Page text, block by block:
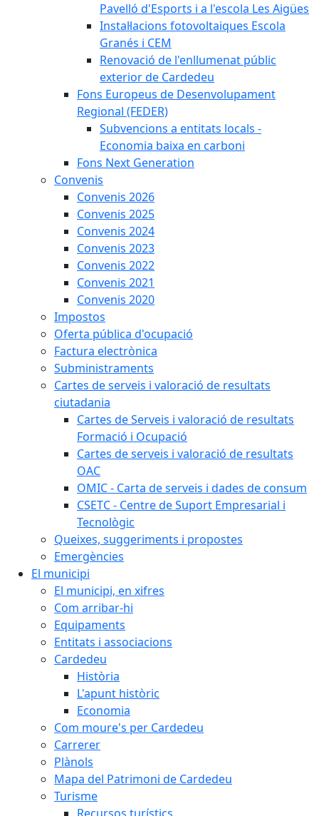
Pavelló d'Esports i a l'escola Les Aigües
Instal·lacions fotovoltaiques Escola
Granés i CEM
Renovació de l'enllumenat públic
exterior de Cardedeu
Fons Europeus de Desenvolupament
Regional (FEDER)
Subvencions a entitats locals -
Economia baixa en carboni
Fons Next Generation
Convenis
Convenis 2026
Convenis 2025
Convenis 2024
Convenis 2023
Convenis 2022
Convenis 2021
Convenis 2020
Impostos
Oferta pública d'ocupació
Factura electrònica
Subministraments
Cartes de serveis i valoració de resultats
ciutadania
Cartes de Serveis i valoració de resultats
Formació i Ocupació
Cartes de serveis i valoració de resultats
OAC
OMIC - Carta de serveis i dades de consum
CSETC - Centre de Suport Empresarial i
Tecnològic
Queixes, suggeriments i propostes
Emergències
El municipi
El municipi, en xifres
Com arribar-hi
Equipaments
Entitats i associacions
Cardedeu
Història
L'apunt històric
Economia
Com moure's per Cardedeu
Carrerer
Plànols
Mapa del Patrimoni de Cardedeu
Turisme